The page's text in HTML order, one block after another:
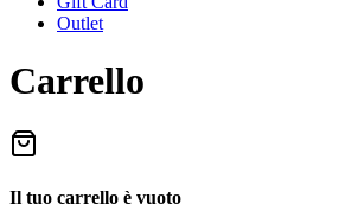
Outlet
Carrello
Il tuo carrello è vuoto